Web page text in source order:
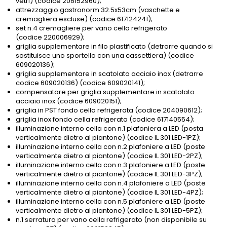
attrezzaggio gastronorm 32.5x53cm (vaschette e
cremagliera escluse) (codice 617124241);
set n.4 cremagliere per vano cella refrigerato
(codice 220006929);
griglia supplementare in filo plastificato (detrarre quando si
sostituisce uno sportello con una cassettiera) (codice
609020136);
griglia supplementare in scatolato acciaio inox (detrarre
codice 609020136) (codice 609020141);
compensatore per griglia supplementare in scatolato
acciaio inox (codice 609020151);
griglia in PST fondo cella refrigerata (codice 204090612);
griglia inox fondo cella refrigerata (codice 617140554);
illuminazione interno cella con n.1 plafoniera a LED (posta
verticalmente dietro al piantone) (codice IL 301 LED-1PZ);
illuminazione interno cella con n.2 plafoniere a LED (poste
verticalmente dietro al piantone) (codice IL 301 LED-2PZ);
illuminazione interno cella con n.3 plafoniere a LED (poste
verticalmente dietro al piantone) (codice IL 301 LED-3PZ);
illuminazione interno cella con n.4 plafoniere a LED (poste
verticalmente dietro al piantone) (codice IL 301 LED-4PZ);
illuminazione interno cella con n.5 plafoniere a LED (poste
verticalmente dietro al piantone) (codice IL 301 LED-5PZ);
n.1 serratura per vano cella refrigerato (non disponibile su